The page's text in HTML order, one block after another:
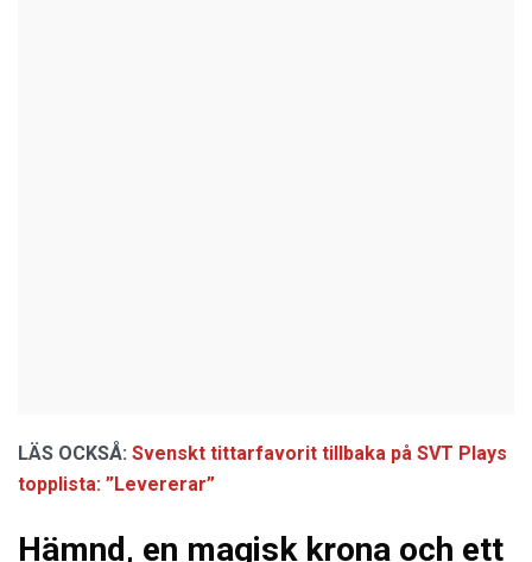
LÄS OCKSÅ: Svenskt tittarfavorit tillbaka på SVT Plays
topplista: ”Levererar”
Hämnd, en magisk krona och ett